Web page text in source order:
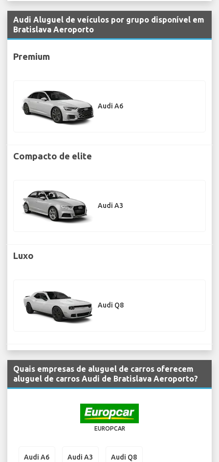
Audi Aluguel de veículos por grupo disponível em
Bratislava Aeroporto
Premium
Audi A6
Compacto de elite
Audi A3
Luxo
Audi Q8
Quais empresas de aluguel de carros oferecem
aluguel de carros Audi de Bratislava Aeroporto?
EUROPCAR
Audi A6 Audi A3 Audi Q8